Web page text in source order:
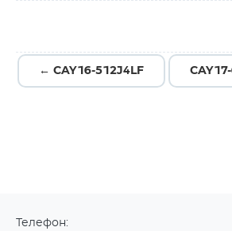
← CAY16-512J4LF
Телефон: